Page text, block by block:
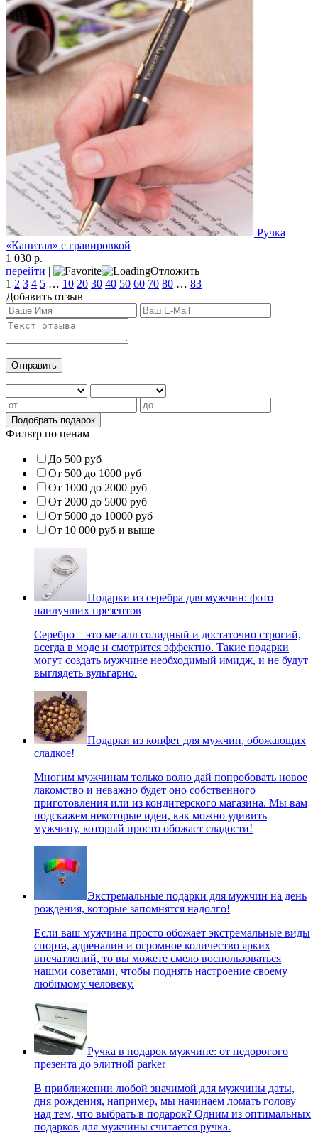
Ручка
«Капитал» с гравировкой
1 030 р.
перейти |
Отложить
1 2 3 4 5 … 10 20 30 40 50 60 70 80 … 83
Добавить отзыв
Фильтр по ценам
До 500 руб
От 500 до 1000 руб
От 1000 до 2000 руб
От 2000 до 5000 руб
От 5000 до 10000 руб
От 10 000 руб и выше
Подарки из серебра для мужчин: фото
наилучших презентов
Серебро – это металл солидный и достаточно строгий,
всегда в моде и смотрится эффектно. Такие подарки
могут создать мужчине необходимый имидж, и не будут
выглядеть вульгарно.
Подарки из конфет для мужчин, обожающих
сладкое!
Многим мужчинам только волю дай попробовать новое
лакомство и неважно будет оно собственного
приготовления или из кондитерского магазина. Мы вам
подскажем некоторые идеи, как можно удивить
мужчину, который просто обожает сладости!
Экстремальные подарки для мужчин на день
рождения, которые запомнятся надолго!
Если ваш мужчина просто обожает экстремальные виды
спорта, адреналин и огромное количество ярких
впечатлений, то вы можете смело воспользоваться
нашми советами, чтобы поднять настроение своему
любимому человеку.
Ручка в подарок мужчине: от недорогого
презента до элитной parker
В приближении любой значимой для мужчины даты,
дня рождения, например, мы начинаем ломать голову
над тем, что выбрать в подарок? Одним из оптимальных
подарков для мужчины считается ручка.